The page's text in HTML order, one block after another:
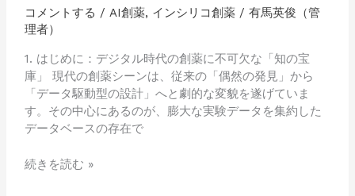
コメントする / AI創薬, インシリコ創薬/ 有馬英俊（管
理者）
1. はじめに：デジタル時代の創薬に不可欠な「知の宝
庫」 現代の創薬シーンは、従来の「偶然の発見」から
「データ駆動型の設計」へと劇的な変貌を遂げていま
す。その中心にあるのが、膨大な実験データを集約した
データベースの存在で
合
デ
ー
タ
ベ
ー
ス
用
続きを読む »